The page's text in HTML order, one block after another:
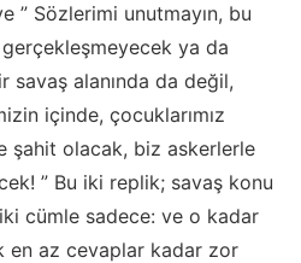
” Sözlerimi unutmayın, bu
gerçekleşmeyecek ya da
alanında da değil,
içinde, çocuklarımız
şahit olacak, biz askerlerle
” Bu iki replik; savaş konu
cümle sadece: ve o kadar
en az cevaplar kadar zor